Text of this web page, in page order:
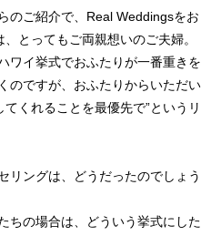
のご紹介で、Real Weddingsをお
とってもご両親想いのご夫婦。
ワイ挙式でおふたりが一番重きを
のですが、おふたりからいただい
くれることを最優先で”というリ
リングは、どうだったのでしょう
ちの場合は、どういう挙式にした